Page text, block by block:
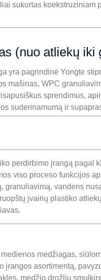
sukurtas koekstruziniam
(nuo atliekų iki
yra pagrindinė Yongte
mašinas, WPC
sprendimus,
suderinamumą ir
perdirbimo įrangą pagal
viso proceso funkcijos
granuliavimą, vandens
įvairių plastiko
medžiagas,
įrangos asortimentą,
medžio drožlių